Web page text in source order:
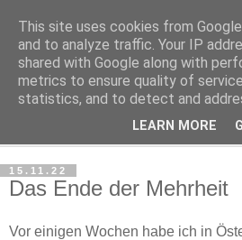
Haltungsturnen
Niveau sieht nur von unten aus wie
15.11.22
Das Ende der Mehrheit
Vor einigen Wochen habe ich in
This site uses cookies from
and to analyze traffic. Your IP
shared with Google along with
metrics to ensure quality of
statistics, and to detect and
LEARN MORE